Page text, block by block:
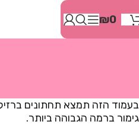
זֶה
אָתָרִים".
הַמְּסַיַּעַת
לִנְגִישׁוּת
₪0
גימור ברמה הגבוהה ביותר.